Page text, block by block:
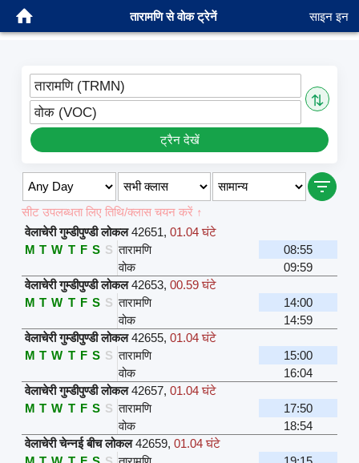
तारामणि से वोक ट्रेनें साइन इन
तारामणि (TRMN)
⇅
वोक (VOC)
ट्रैन देखें
सीट उपलब्धता लिए तिथि/क्लास चयन करें ↑
वेलाचेरी गुम्डीपुण्डी लोकल 42651, 01.04 घंटे
M T W T F S S तारामणि
08:55
वोक
09:59
वेलाचेरी गुम्डीपुण्डी लोकल 42653, 00.59 घंटे
M T W T F S S तारामणि
14:00
वोक
14:59
वेलाचेरी गुम्डीपुण्डी लोकल 42655, 01.04 घंटे
M T W T F S S तारामणि
15:00
वोक
16:04
वेलाचेरी गुम्डीपुण्डी लोकल 42657, 01.04 घंटे
M T W T F S S तारामणि
17:50
वोक
18:54
वेलाचेरी चेन्नई बीच लोकल 42659, 01.04 घंटे